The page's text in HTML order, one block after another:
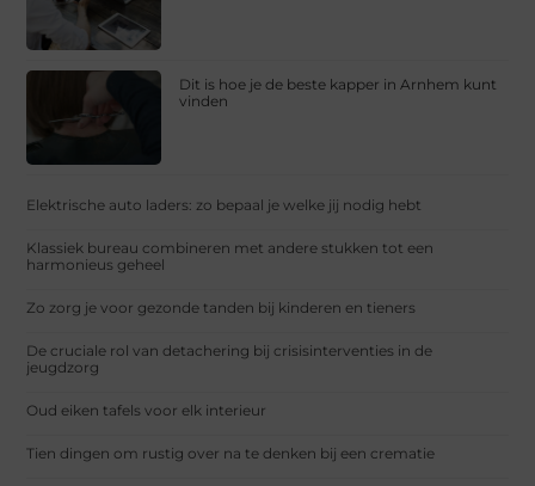
Dit is hoe je de beste kapper in Arnhem kunt
vinden
Elektrische auto laders: zo bepaal je welke jij nodig hebt
Klassiek bureau combineren met andere stukken tot een
harmonieus geheel
Zo zorg je voor gezonde tanden bij kinderen en tieners
De cruciale rol van detachering bij crisisinterventies in de
jeugdzorg
Oud eiken tafels voor elk interieur
Tien dingen om rustig over na te denken bij een crematie